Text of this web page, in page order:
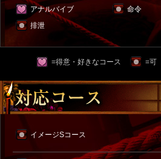
アナルバイブ
命令
排泄
=得意・好きなコース =可
イメージSコース